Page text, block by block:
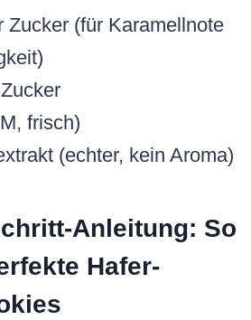
Zucker (für Karamellnote
frisch)
(echter, kein Aroma)
Anleitung: So
Hafer-